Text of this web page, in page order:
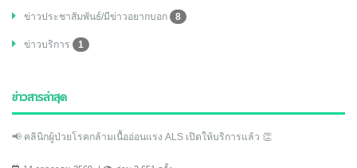
ข่าวประชาสัมพันธ์/มีข่าวอยากบอก 8
ข่าวบริการ 1
ข่าวสารล่าสุด
📢 คลินิกผู้ป่วยโรคกล้ามเนื้ออ่อนแรง ALS เปิดให้บริการแล้ว 👏